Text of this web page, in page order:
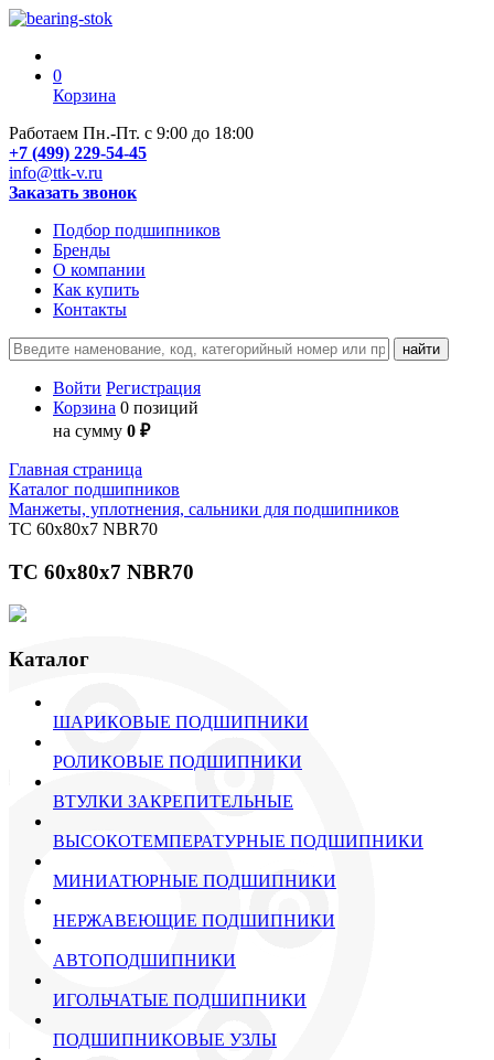
0
Корзина
Работаем Пн.-Пт. с 9:00 до 18:00
+7 (499) 229-54-45
info@ttk-v.ru
Заказать звонок
Подбор подшипников
Бренды
О компании
Как купить
Контакты
Войти Регистрация
Корзина 0 позиций
на сумму 0 ₽
Главная страница
Каталог подшипников
Манжеты, уплотнения, сальники для подшипников
TC 60x80x7 NBR70
TC 60x80x7 NBR70
Каталог
ШАРИКОВЫЕ ПОДШИПНИКИ
РОЛИКОВЫЕ ПОДШИПНИКИ
ВТУЛКИ ЗАКРЕПИТЕЛЬНЫЕ
ВЫСОКОТЕМПЕРАТУРНЫЕ ПОДШИПНИКИ
МИНИАТЮРНЫЕ ПОДШИПНИКИ
НЕРЖАВЕЮЩИЕ ПОДШИПНИКИ
АВТОПОДШИПНИКИ
ИГОЛЬЧАТЫЕ ПОДШИПНИКИ
ПОДШИПНИКОВЫЕ УЗЛЫ